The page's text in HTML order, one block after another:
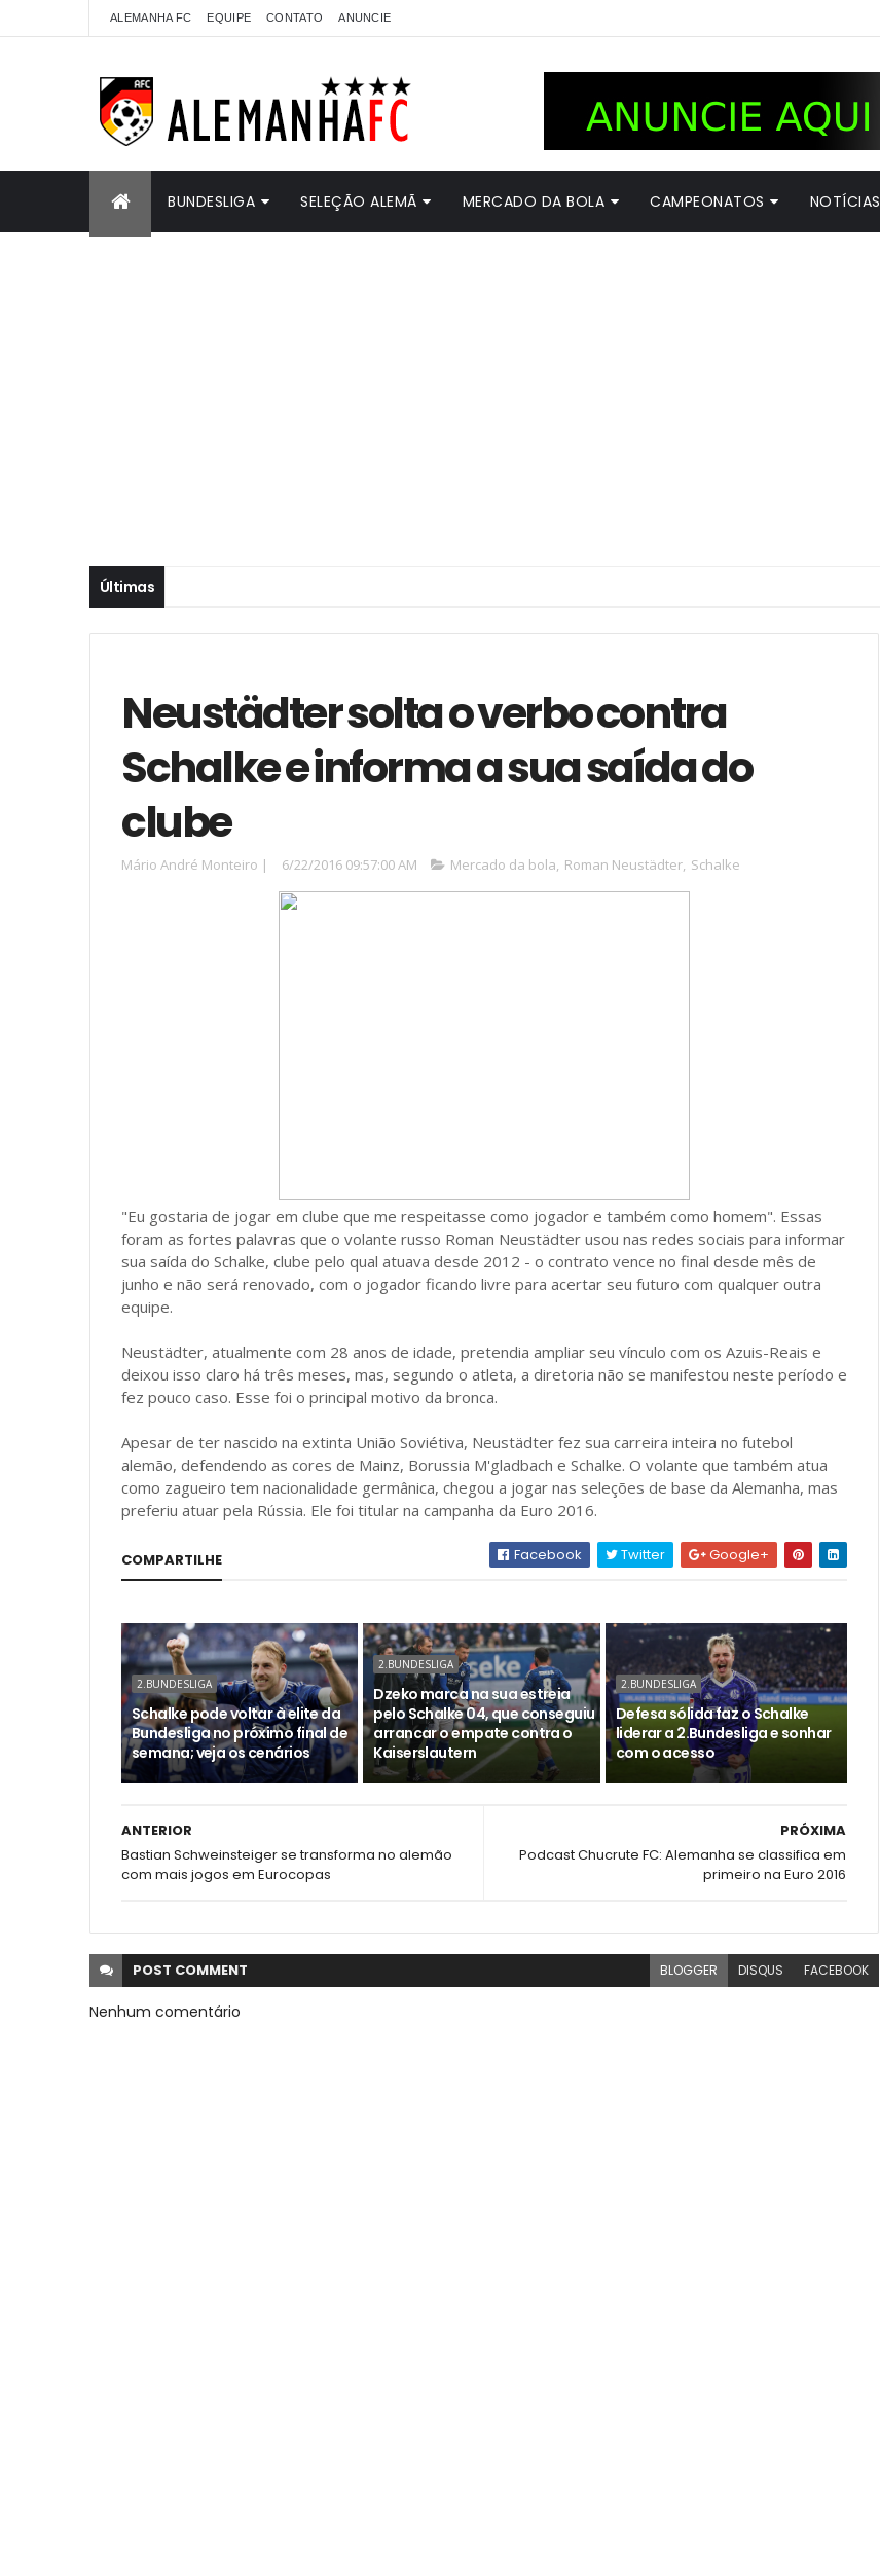
ALEMANHA FC EQUIPE CONTATO ANUNCIE
BUNDESLIGA SELEÇÃO ALEMÃ MERCADO DA BOLA CAMPEONATOS NOTÍCIAS
Últimas
Neustädter solta o verbo contra
Schalke e informa a sua saída do
clube
Mário André Monteiro | 6/22/2016 09:57:00 AM Mercado da bola, Roman Neustädter, Schalke
"Eu gostaria de jogar em clube que me respeitasse como jogador e também como homem". Essas
foram as fortes palavras que o volante russo Roman Neustädter usou nas redes sociais para informar
sua saída do Schalke, clube pelo qual atuava desde 2012 - o contrato vence no final desde mês de
junho e não será renovado, com o jogador ficando livre para acertar seu futuro com qualquer outra
equipe.
Neustädter, atualmente com 28 anos de idade, pretendia ampliar seu vínculo com os Azuis-Reais e
deixou isso claro há três meses, mas, segundo o atleta, a diretoria não se manifestou neste período e
fez pouco caso. Esse foi o principal motivo da bronca.
Apesar de ter nascido na extinta União Soviétiva, Neustädter fez sua carreira inteira no futebol
alemão, defendendo as cores de Mainz, Borussia M'gladbach e Schalke. O volante que também atua
como zagueiro tem nacionalidade germânica, chegou a jogar nas seleções de base da Alemanha, mas
preferiu atuar pela Rússia. Ele foi titular na campanha da Euro 2016.
COMPARTILHE Facebook Twitter Google+
2.BUNDESLIGA
Schalke pode voltar à elite da
Bundesliga no próximo final de
semana; veja os cenários
2.BUNDESLIGA
Dzeko marca na sua estreia
pelo Schalke 04, que conseguiu
arrancar o empate contra o
Kaiserslautern
2.BUNDESLIGA
Defesa sólida faz o Schalke
liderar a 2.Bundesliga e sonhar
com o acesso
PRÓXIMA
Podcast Chucrute FC: Alemanha se classifica em
primeiro na Euro 2016
ANTERIOR
Bastian Schweinsteiger se transforma no alemão
com mais jogos em Eurocopas
POST COMMENT BLOGGER DISQUS FACEBOOK
Nenhum comentário